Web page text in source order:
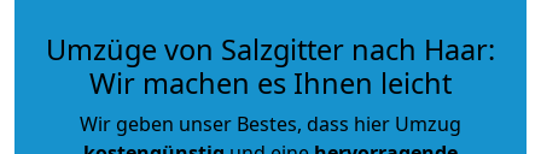
Umzüge von Salzgitter nach Haar:
Wir machen es Ihnen leicht
Wir geben unser Bestes, dass hier Umzug